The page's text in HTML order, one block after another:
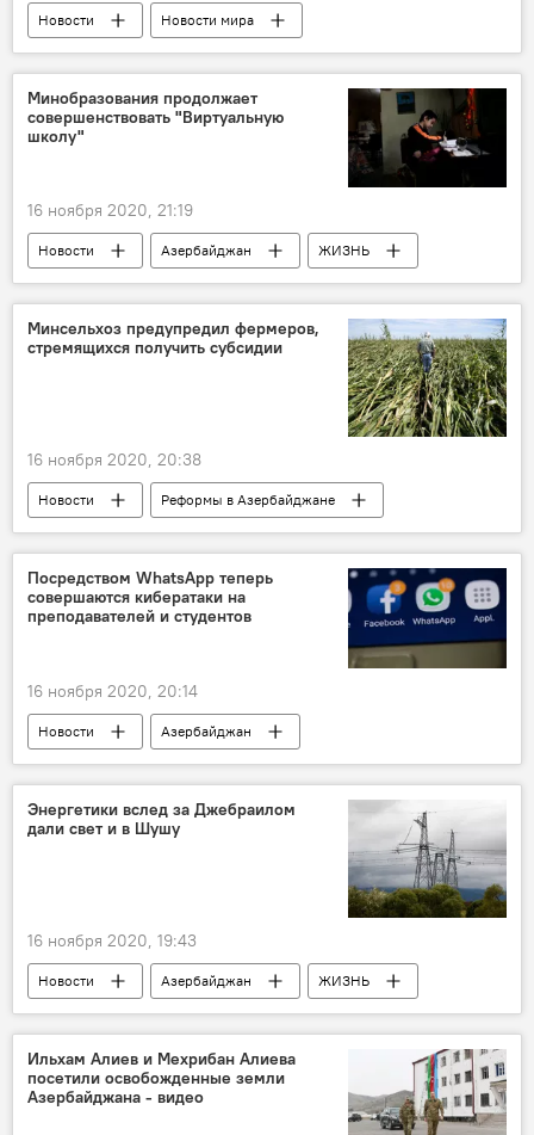
Новости
Новости мира
Азербайджан
Спорт
ЖИЗНЬ
Шахматы
Теймур Раджабов
Турнир Онлайн
Минобразования продолжает
совершенствовать "Виртуальную
школу"
16 ноября 2020, 21:19
Новости Азербайджан
ЖИЗНЬ
ТЕХНОЛОГИИ
Министерство образования АР
контроль
Сайт
Минсельхоз предупредил фермеров,
стремящихся получить субсидии
16 ноября 2020, 20:38
Новости
Реформы в Азербайджане
Азербайджан
ЖИЗНЬ
Экономика
Министерство сельского хозяйства АР
фермеры
Субсидии
Посредством WhatsApp теперь
совершаются кибератаки на
преподавателей и студентов
16 ноября 2020, 20:14
Новости
Азербайджан
ТЕХНОЛОГИИ
ЖИЗНЬ
Экономика
WhatsApp
студенты
Энергетики вслед за Джебраилом
дали свет и в Шушу
16 ноября 2020, 19:43
Новости Азербайджан
ЖИЗНЬ
Карабах
Экономика
ТЕХНОЛОГИИ
ОАО Azərişıq
Джебраильский район
Шуша
Ильхам Алиев и Мехрибан Алиева
посетили освобожденные земли
Азербайджана - видео